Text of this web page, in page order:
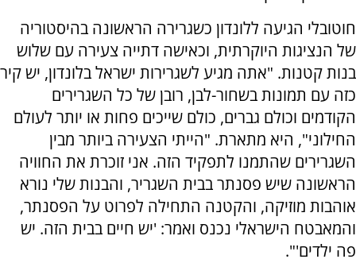
חוטובלי הגיעה ללונדון כשגרירה הראשונה בהיסטוריה
של הנציגות היוקרתית, וכאישה דתייה צעירה עם שלוש
בנות קטנות. "אתה מגיע לשגרירות ישראל בלונדון, יש קיר
כזה עם תמונות בשחור-לבן, רובן של כל השגרירים
הקודמים וכולם גברים, כולם שייכים פחות או יותר לעולם
החילוני", היא מתארת. "הייתי הצעירה ביותר מבין
השגרירים שהתמנו לתפקיד הזה. אני זוכרת את החוויה
הראשונה שיש פסנתר בבית השגריר, והבנות שלי נורא
אוהבות מוזיקה, והקטנה התחילה לפרוט על הפסנתר,
והמאבטח הישראלי נכנס ואמר: 'יש חיים בבית הזה. יש
פה ילדים'".